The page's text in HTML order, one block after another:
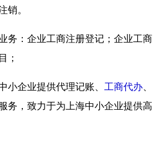
销。
务：企业工商注册登记；企业工商
；
小企业提供代理记账、 工商代办、
务，致力于为上海中小企业提供高